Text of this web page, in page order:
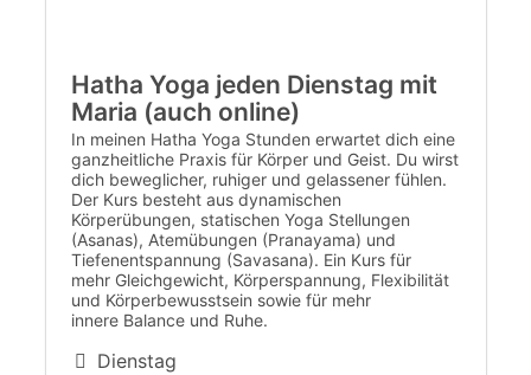
Hatha Yoga jeden Dienstag mit
Maria (auch online)
In meinen Hatha Yoga Stunden erwartet dich eine
ganzheitliche Praxis für Körper und Geist. Du wirst
dich beweglicher, ruhiger und gelassener fühlen. ​​​​​​​
Der Kurs besteht aus dynamischen
Körperübungen, statischen Yoga Stellungen
(Asanas), Atemübungen (Pranayama) und
Tiefenentspannung (Savasana). Ein Kurs für
mehr Gleichgewicht, Körperspannung, Flexibilität
und Körperbewusstsein sowie für mehr
innere Balance und Ruhe.
Dienstag